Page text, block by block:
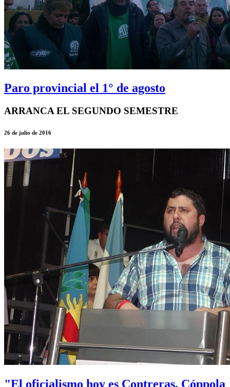
Paro provincial el 1° de agosto
ARRANCA EL SEGUNDO SEMESTRE
26 de julio de 2016
"El oficialismo hoy es Contreras, Cóppola